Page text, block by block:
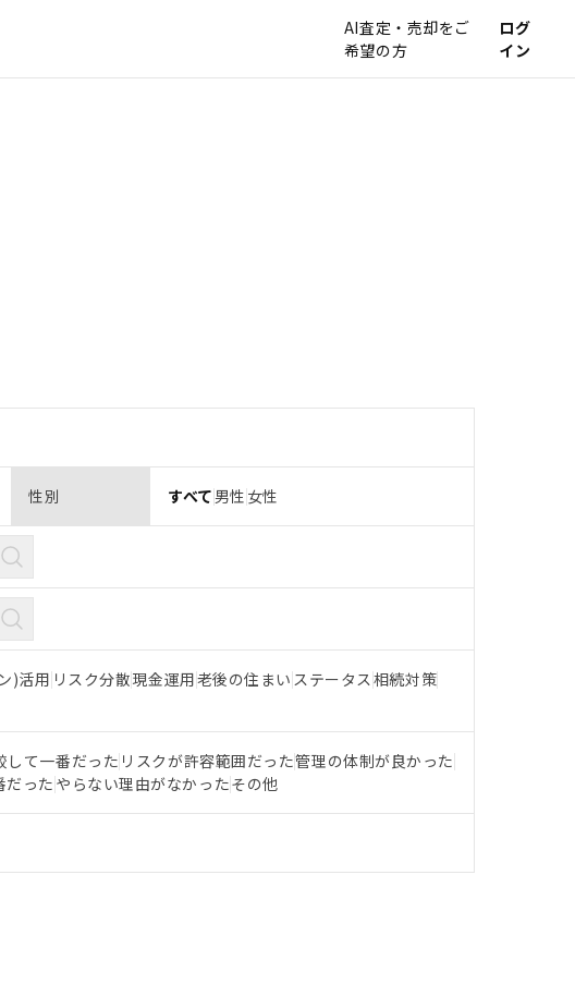
AI査定・売却をご
希望の方
ログ
イン
性別 すべて 男性 女性
)活用 リスク分散現金運用老後の住まい ステータス相続対策
して一番だった リスクが許容範囲だった管理の体制が良かった
だった やらない理由がなかったその他